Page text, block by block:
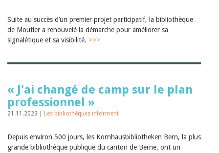
Suite au succès d’un premier projet participatif, la bibliothèque
de Moutier a renouvelé la démarche pour améliorer sa
signalétique et sa visibilité. >>>
« J'ai changé de camp sur le plan
professionnel »
21.11.2023 | Les bibliothèques informent
Depuis environ 500 jours, les Kornhausbibliotheken Bern, la plus
grande bibliothèque publique du canton de Berne, ont un